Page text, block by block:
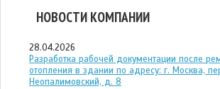
НОВОСТИ КОМПАНИИ
28.04.2026
Разработка рабочей документации после
отопления в здании по адресу: г. Москва,
Неопалимовский, д. 8